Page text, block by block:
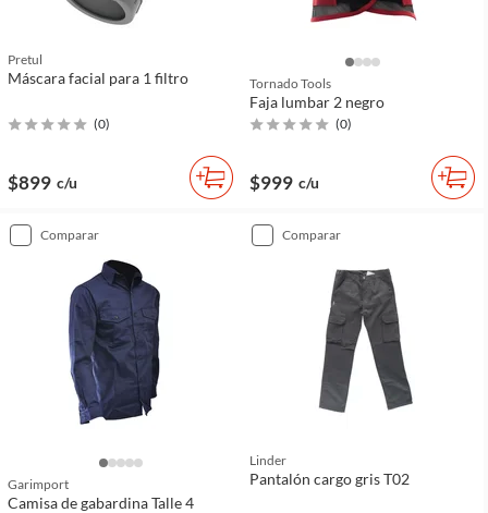
Pretul
Máscara facial para 1 filtro
(0)
$899 c/u
Tornado Tools
Faja lumbar 2 negro
(0)
$999 c/u
comparar
Garimport
Camisa de gabardina Talle 4
comparar
Linder
Pantalón cargo gris T02